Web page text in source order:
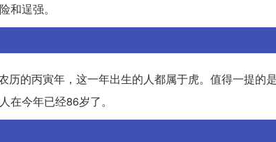
和逞强。
的丙寅年，这一年出生的人都属于虎。值得一提的
今年已经86岁了。